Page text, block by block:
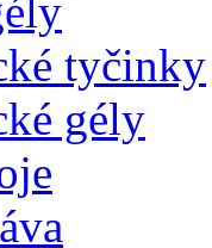
tyčinky
gély